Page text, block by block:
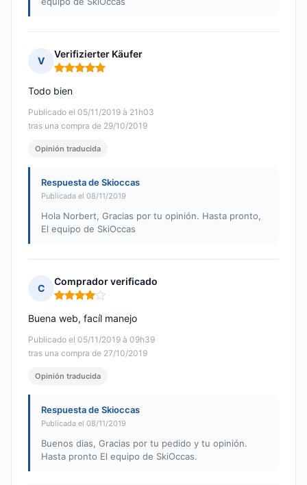
V
Verifizierter Käufer
Nota: 5 de 5
Publicado el 05/11/2019 à 21h03
tras una compra de 29/10/2019
Todo bien
Opinión traducida
Respuesta de Skioccas
Publicada el 08/11/2019
Hola Norbert, Gracias por tu opinión. Hasta pronto,
El equipo de SkiOccas
C
Comprador verificado
Nota: 4 de 5
Publicado el 05/11/2019 à 09h39
tras una compra de 27/10/2019
Buena web, facíl manejo
Opinión traducida
Respuesta de Skioccas
Publicada el 08/11/2019
Buenos dias, Gracias por tu pedido y tu opinión.
Hasta pronto El equipo de SkiOccas.